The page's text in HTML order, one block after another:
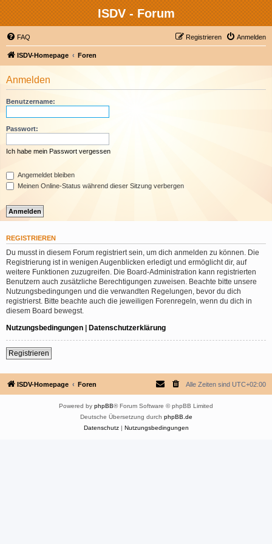
ISDV - Forum
FAQ Anmelden
Registrieren
ISDV-Homepage Foren
Anmelden
Benutzername:
Passwort:
Ich habe mein Passwort vergessen
Angemeldet bleiben
Meinen Online-Status während dieser Sitzung verbergen
REGISTRIEREN
Du musst in diesem Forum registriert sein, um dich anmelden zu können. Die
Registrierung ist in wenigen Augenblicken erledigt und ermöglicht dir, auf
weitere Funktionen zuzugreifen. Die Board-Administration kann registrierten
Benutzern auch zusätzliche Berechtigungen zuweisen. Beachte bitte unsere
Nutzungsbedingungen und die verwandten Regelungen, bevor du dich
registrierst. Bitte beachte auch die jeweiligen Forenregeln, wenn du dich in
diesem Board bewegst.
Nutzungsbedingungen | Datenschutzerklärung
Registrieren
ISDV-Homepage Foren Alle Zeiten sind UTC+02:00
Powered by phpBB® Forum Software © phpBB Limited
Deutsche Übersetzung durch phpBB.de
Datenschutz| Nutzungsbedingungen